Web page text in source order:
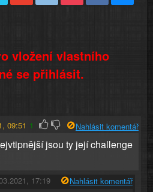
vložení vlastního
se přihlásit.
09:51 1 Nahlásit komentář
jsou ty její challenge
17:19 Nahlásit komentář